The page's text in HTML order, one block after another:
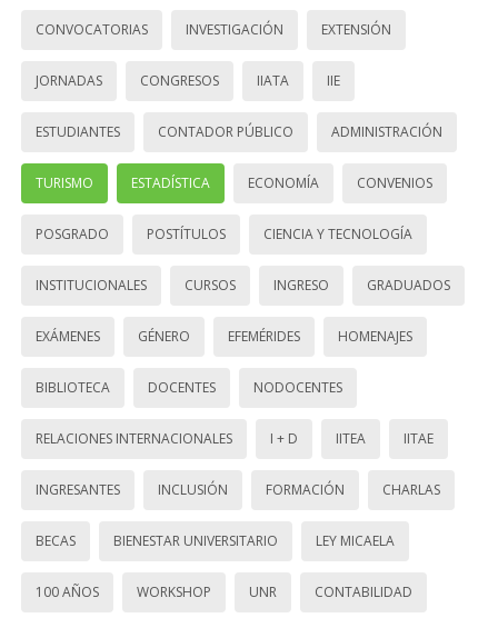
CONVOCATORIAS INVESTIGACIÓN EXTENSIÓN
JORNADAS CONGRESOS IIATA IIE
ESTUDIANTES CONTADOR PÚBLICO ADMINISTRACIÓN
TURISMO ESTADÍSTICA ECONOMÍA CONVENIOS
POSGRADO POSTÍTULOS CIENCIA Y TECNOLOGÍA
INSTITUCIONALES CURSOS INGRESO GRADUADOS
EXÁMENES GÉNERO EFEMÉRIDES HOMENAJES
BIBLIOTECA DOCENTES NODOCENTES
RELACIONES INTERNACIONALES I + D IITEA IITAE
INGRESANTES INCLUSIÓN FORMACIÓN CHARLAS
BECAS BIENESTAR UNIVERSITARIO LEY MICAELA
100 AÑOS WORKSHOP UNR CONTABILIDAD